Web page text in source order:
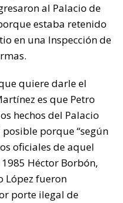
al Palacio de
estaba retenido
en una Inspección de
quiere darle el
es que Petro
hechos del Palacio
posible porque “según
oficiales de aquel
Héctor Borbón,
López fueron
porte ilegal de